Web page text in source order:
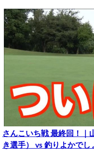
さんこいち戦 最終回！｜
き選手） vs 釣りよかでし